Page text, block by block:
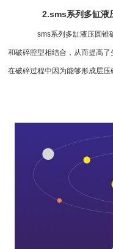
2.sms系列多缸液
sms系列多缸液压圆锥
和破碎腔型相结合，从而提高
在破碎过程中因为能够形成层压